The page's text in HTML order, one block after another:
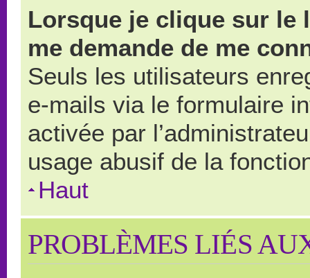
Lorsque je clique sur le
me demande de me
Seuls les utilisateurs
e-mails via le formulaire
activée par
usage abusif de la
Haut
PROBLÈMES LIÉS